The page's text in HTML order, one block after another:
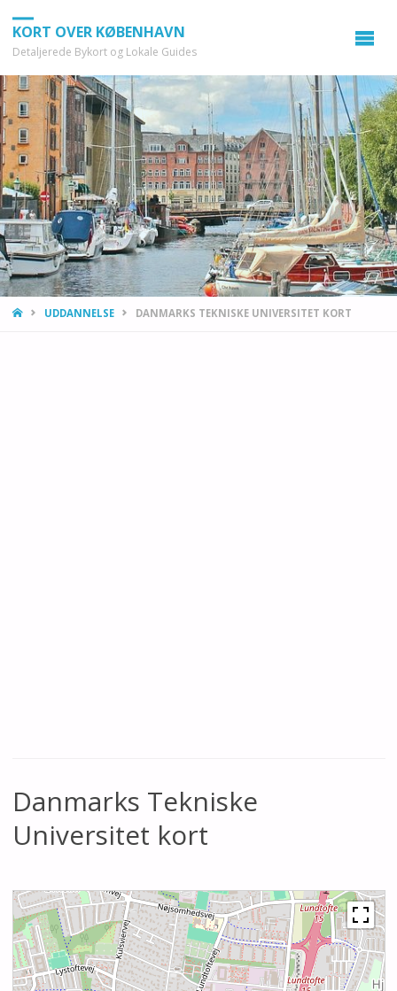
KORT OVER KØBENHAVN
Detaljerede Bykort og Lokale Guides
HOMEUDDANNELSE DANMARKS TEKNISKE UNIVERSITET KORT
Danmarks Tekniske
Universitet kort